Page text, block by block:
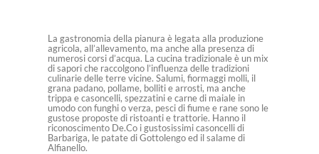
La gastronomia della pianura è legata alla produzione
agricola, all’allevamento, ma anche alla presenza di
numerosi corsi d’acqua. La cucina tradizionale è un mix
di sapori che raccolgono l’influenza delle tradizioni
culinarie delle terre vicine. Salumi, fiormaggi molli, il
grana padano, pollame, bolliti e arrosti, ma anche
trippa e casoncelli, spezzatini e carne di maiale in
umodo con funghi o verza, pesci di fiume e rane sono le
gustose proposte di ristoanti e trattorie. Hanno il
riconoscimento De.Co i gustosissimi casoncelli di
Barbariga, le patate di Gottolengo ed il salame di
Alfianello.